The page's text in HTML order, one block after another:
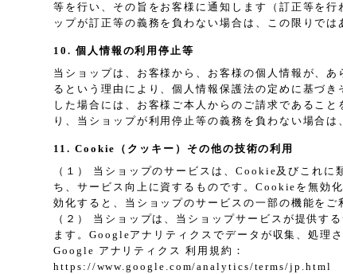
等を行い、その旨をお客様に通知します（訂正等を
ップが訂正等の義務を負わない場合は、この限りでは
10. 個人情報の利用停止等
当ショップは、お客様から、お客様の個人情報が、
るという理由により、個人情報保護法の定めに基づ
した場合には、お客様ご本人からのご請求であるこ
り、当ショップが利用停止等の義務を負わない場合は
11. Cookie（クッキー）その他の技術の利用
（１） 当ショップのサービスは、Cookie及びこれ
ち、サービス向上に資するものです。Cookieを無効
効化すると、当ショップのサービスの一部の機能をご
（２） 当ショップは、当ショップサービスが提供
ます。Googleアナリティクスでデータが収集、処理
Google アナリティクス 利用規約：
https://www.google.com/analytics/terms/jp.html